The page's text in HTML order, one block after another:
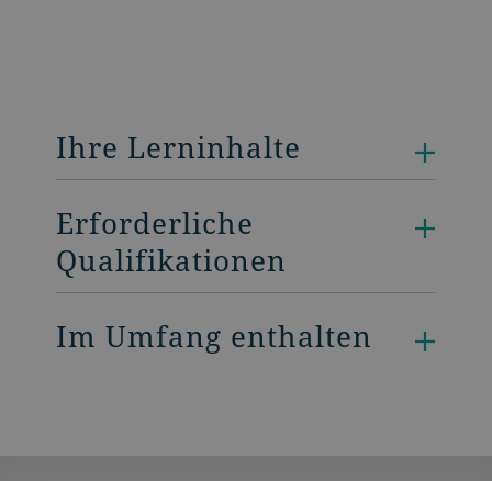
Ihre Lerninhalte
Erforderliche
Qualifikationen
Im Umfang enthalten